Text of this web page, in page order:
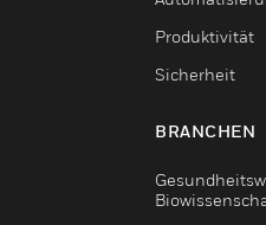
Produktivität
Sicherheit
BRANCHEN